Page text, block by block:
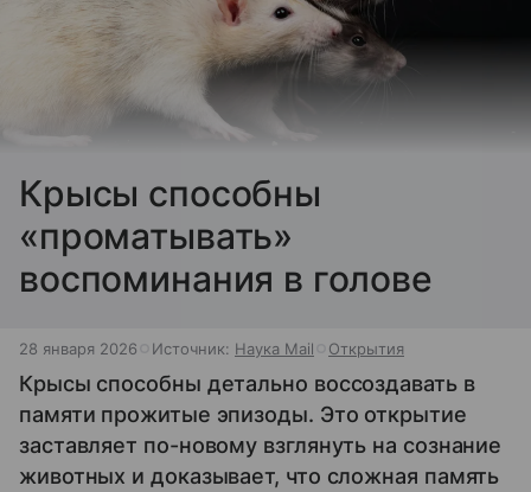
Крысы способны
«проматывать»
воспоминания в голове
28 января 2026 Источник: Наука Mail Открытия
Крысы способны детально воссоздавать в
памяти прожитые эпизоды. Это открытие
заставляет по-новому взглянуть на сознание
животных и доказывает, что сложная память